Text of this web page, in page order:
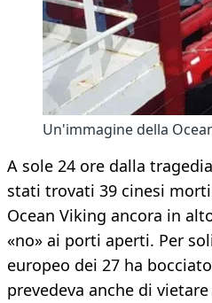
Un'immagine della
A sole 24 ore dalla
stati trovati 39 cinesi
Ocean Viking ancora in
«no» ai porti aperti. Per
europeo dei 27 ha
prevedeva anche di